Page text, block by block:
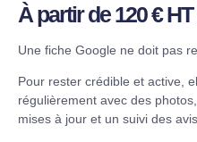
À partir de 120 €
Une fiche Google ne doit pas
Pour rester crédible et active,
régulièrement avec des
mises à jour et un suivi des avis.